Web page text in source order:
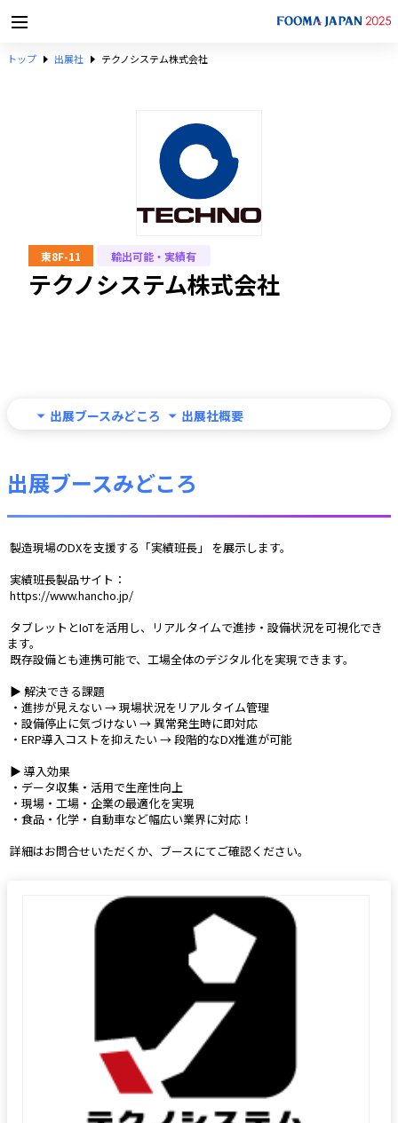
トップ 出展社 テクノシステム株式会社
東8F-11 輸出可能・実績有
テクノシステム株式会社
出展ブースみどころ 出展社概要
出展ブースみどころ
製造現場のDXを支援する「実績班長」 を展示します。
実績班長製品サイト：
https://www.hancho.jp/
ます。
既存設備とも連携可能で、工場全体のデジタル化を実現できます。
▶ 解決できる課題
・進捗が見えない → 現場状況をリアルタイム管理
・設備停止に気づけない → 異常発生時に即対応
・ERP導入コストを抑えたい → 段階的なDX推進が可能
▶ 導入効果
・データ収集・活用で生産性向上
・現場・工場・企業の最適化を実現
・食品・化学・自動車など幅広い業界に対応！
詳細はお問合せいただくか、ブースにてご確認ください。